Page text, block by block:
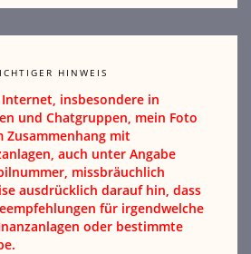
HINWEIS
insbesondere in
und Chatgruppen, mein Foto
Zusammenhang mit
auch unter Angabe
missbräuchlich
ausdrücklich darauf hin, dass
für irgendwelche
oder bestimmte